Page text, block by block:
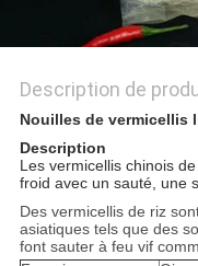
Description de
Nouilles de vermicellis
Description
Les vermicellis chinois
froid avec un sauté, une
Des vermicellis de riz
asiatiques tels que des
font sauter à feu vif